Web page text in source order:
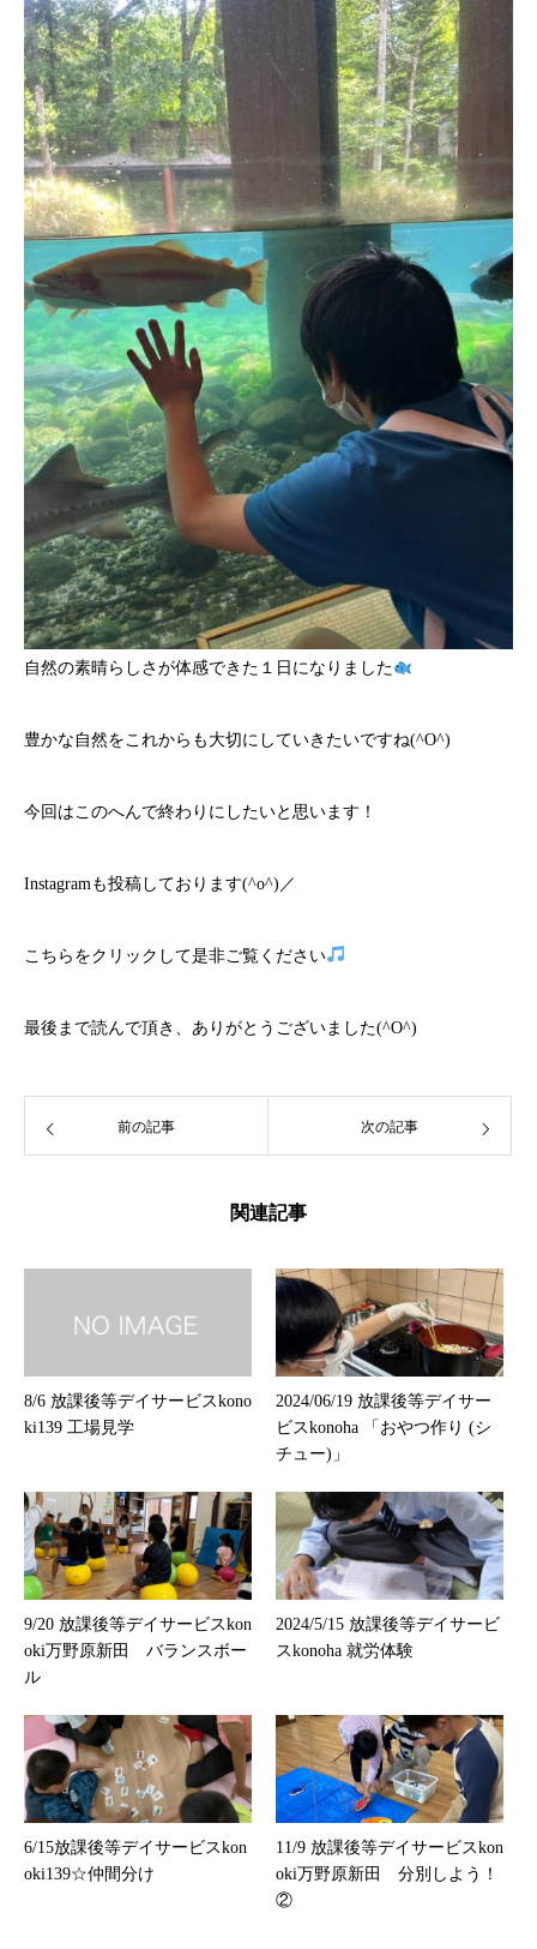
自然の素晴らしさが体感できた１日になりました
豊かな自然をこれからも大切にしていきたいですね(^O^)
今回はこのへんで終わりにしたいと思います！
Instagramも投稿しております(^o^)／
こちら をクリックして是非ご覧ください
最後まで読んで頂き、ありがとうございました(^O^)
前の記事 次の記事
関連記事
8/6 放課後等デイサービスkono
ki139 工場見学
2024/06/19 放課後等デイサー
ビスkonoha 「おやつ作り (シ
チュー)」
9/20 放課後等デイサービスkon
oki万野原新田 バランスボー
ル
2024/5/15 放課後等デイサービ
スkonoha 就労体験
6/15放課後等デイサービスkon
oki139☆仲間分け
11/9 放課後等デイサービスkon
oki万野原新田 分別しよう！
②